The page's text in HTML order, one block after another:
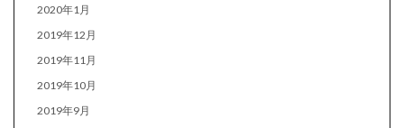
2020年1月
2019年12月
2019年11月
2019年10月
2019年9月